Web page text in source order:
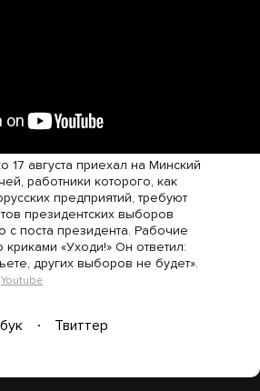
17 августа приехал на Минский
работники которого, как
предприятий, требуют
президентских выборов
с поста президента. Рабочие
«Уходи!» Он ответил:
других выборов не будет».
Youtube
Твиттер